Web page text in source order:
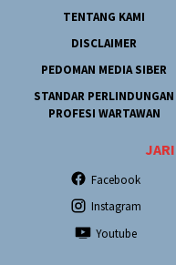
TENTANG KAMI
DISCLAIMER
PEDOMAN MEDIA SIBER
STANDAR PERLINDUNGAN
PROFESI WARTAWAN
Facebook
Instagram
Youtube